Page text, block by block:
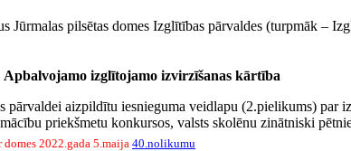
pilsētas domes Izglītības pārvaldes (turpmāk –
Apbalvojamo izglītojamo izvirzīšanas kārtība
aizpildītu iesnieguma veidlapu (2.pielikums) par
priekšmetu konkursos, valsts skolēnu zinātniski
domes 2022.gada 5.maija 40.nolikumu